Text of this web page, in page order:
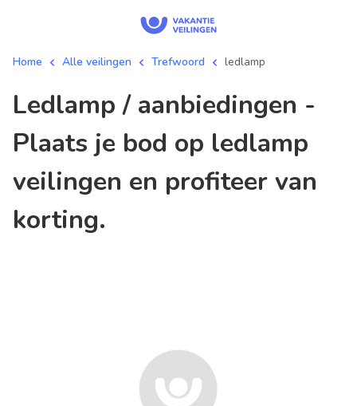
Home Alle veilingen Trefwoord ledlamp
ledlamp / aanbiedingen -
Plaats je bod op ledlamp
veilingen en profiteer van
korting.